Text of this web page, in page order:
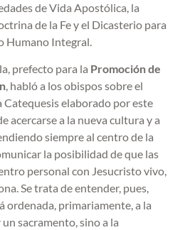
de Vida Apostólica, la
de la Fe y el Dicasterio para
Humano Integral.
prefecto para la Promoción de
, habló a los obispos sobre el
elaborado por este
acercarse a la nueva cultura y a
siempre al centro de la
la posibilidad de que las
personal con Jesucristo vivo,
Se trata de entender, pues,
ordenada, primariamente, a la
sacramento, sino a la